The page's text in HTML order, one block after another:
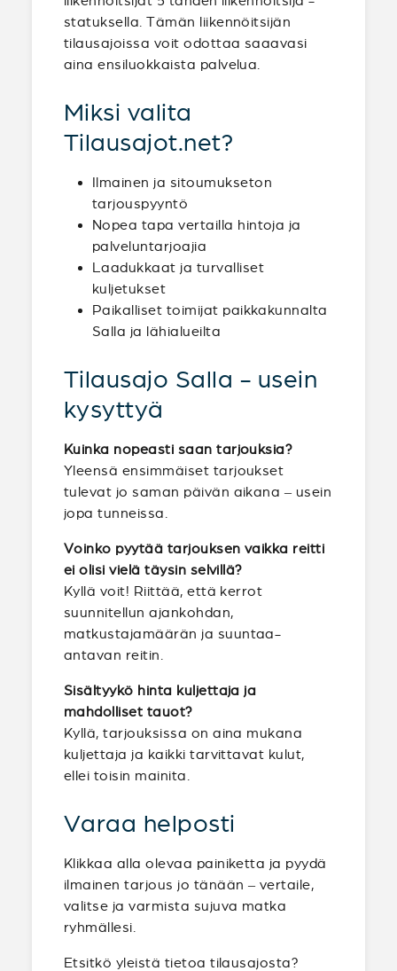
statuksella. Tämän liikennöitsijän
tilausajoissa voit odottaa saaavasi
aina ensiluokkaista palvelua.
Miksi valita
Tilausajot.net?
Ilmainen ja sitoumukseton
tarjouspyyntö
Nopea tapa vertailla hintoja ja
palveluntarjoajia
Laadukkaat ja turvalliset
kuljetukset
Paikalliset toimijat paikkakunnalta
Salla ja lähialueilta
Tilausajo Salla - usein
kysyttyä
Kuinka nopeasti saan tarjouksia?
Yleensä ensimmäiset tarjoukset
tulevat jo saman päivän aikana – usein
jopa tunneissa.
Voinko pyytää tarjouksen vaikka reitti
ei olisi vielä täysin selvillä?
Kyllä voit! Riittää, että kerrot
suunnitellun ajankohdan,
matkustajamäärän ja suuntaa-
antavan reitin.
Sisältyykö hinta kuljettaja ja
mahdolliset tauot?
Kyllä, tarjouksissa on aina mukana
kuljettaja ja kaikki tarvittavat kulut,
ellei toisin mainita.
Varaa helposti
Klikkaa alla olevaa painiketta ja pyydä
ilmainen tarjous jo tänään – vertaile,
valitse ja varmista sujuva matka
ryhmällesi.
Etsitkö yleistä tietoa tilausajosta?